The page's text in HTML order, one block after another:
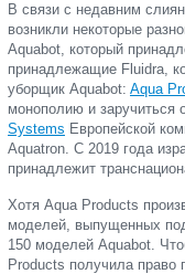
В связи с недавним
возникли некоторые
Aquabot, который
принадлежащие Fluidra,
уборщик Aquabot: Aqua
монополию и заручиться
Systems Европейской
Aquatron. С 2019 года
принадлежит
Хотя Aqua Products
моделей, выпущенных
150 моделей Aquabot.
Products получила